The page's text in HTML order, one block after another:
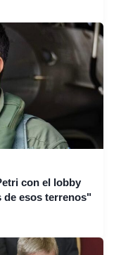
con el lobby
esos terrenos"